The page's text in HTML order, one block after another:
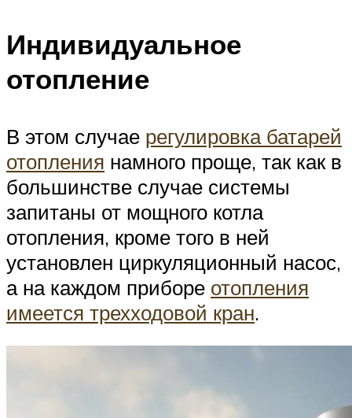
Индивидуальное
отопление
В этом случае регулировка батарей
отопления намного проще, так как в
большинстве случае системы
запитаны от мощного котла
отопления, кроме того в ней
установлен циркуляционный насос,
а на каждом приборе отопления
имеется трехходовой кран.